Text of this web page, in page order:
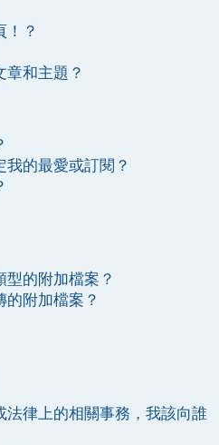
！？
章和主題？
的最愛或訂閱？
的附加檔案？
的附加檔案？
法律上的相關事務，我該向誰